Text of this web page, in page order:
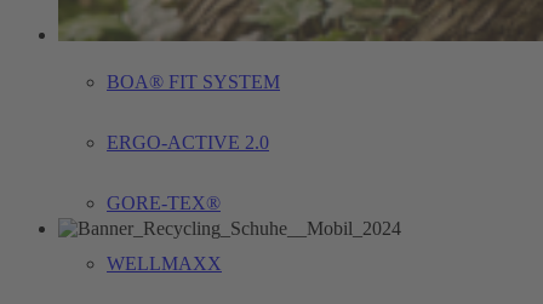
BIOMEX PROTECTION©
BOA® FIT SYSTEM
ERGO-ACTIVE 2.0
GORE-TEX®
WELLMAXX